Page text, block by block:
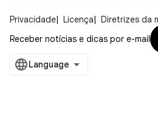
Privacidade Licença Diretrizes da
Receber notícias e dicas por e-mail